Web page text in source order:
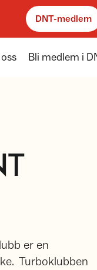
DNT-medlem
Bli medlem i
er en
Turboklubben